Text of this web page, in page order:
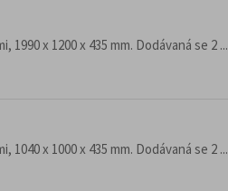
x 1200 x 435 mm. Dodávaná se 2 ...
x 1000 x 435 mm. Dodávaná se 2 ...